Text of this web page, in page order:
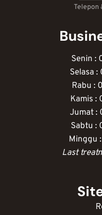
Telepon
Senin :
Selasa
Rabu :
Kamis :
Jumat :
Sabtu :
Minggu
Last